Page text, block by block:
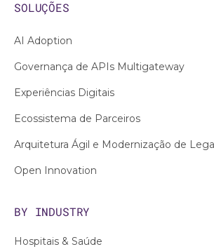
SOLUÇÕES
AI Adoption
Governança de APIs Multigateway
Experiências Digitais
Ecossistema de Parceiros
Arquitetura Ágil e Modernização de
Open Innovation
BY INDUSTRY
Hospitais & Saúde